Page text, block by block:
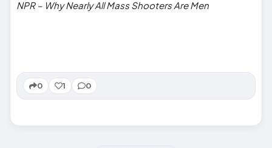
NPR – Why Nearly All Mass Shooters Are Men
0 1 0